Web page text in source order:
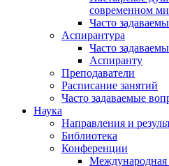
современном
Часто
Аспирантура
Часто
Аспиранту
Преподаватели
Расписание занятий
Часто задаваемые
Наука
Направления и
Библиотека
Конференции
Международная